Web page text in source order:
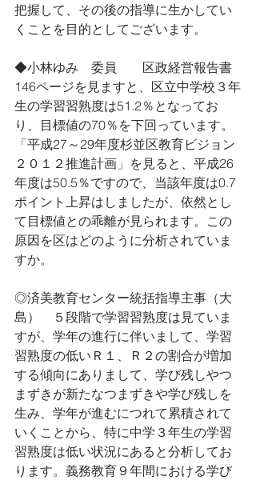
把握して、その後の指導に生かしてい
くことを目的としてございます。
◆小林ゆみ　委員　　区政経営報告書
146ページを見ますと、区立中学校３年
生の学習習熟度は51.2％となってお
り、目標値の70％を下回っています。
「平成27～29年度杉並区教育ビジョン
２０１２推進計画」を見ると、平成26
年度は50.5％ですので、当該年度は0.7
ポイント上昇はしましたが、依然とし
て目標値との乖離が見られます。この
原因を区はどのように分析されていま
すか。
◎済美教育センター統括指導主事（大
島）　５段階で学習習熟度は見ていま
すが、学年の進行に伴いまして、学習
習熟度の低いＲ１、Ｒ２の割合が増加
する傾向にありまして、学び残しやつ
まずきが新たなつまずきや学び残しを
生み、学年が進むにつれて累積されて
いくことから、特に中学３年生の学習
習熟度は低い状況にあると分析してお
ります。義務教育９年間における学び